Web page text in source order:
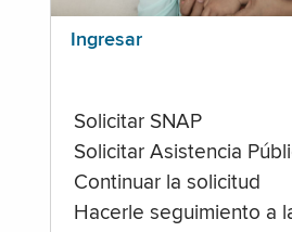
Ingresar
Solicitar SNAP
Solicitar Asistencia
Continuar la solicitud
Hacerle seguimiento a